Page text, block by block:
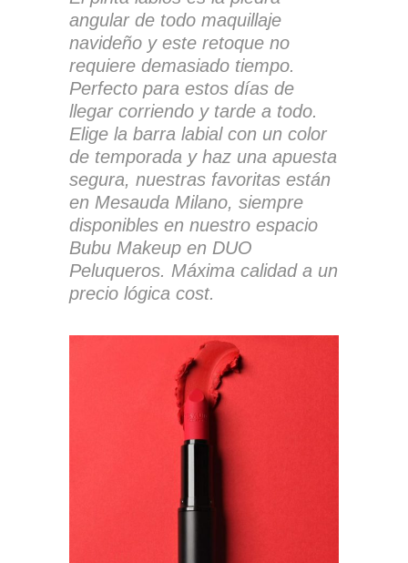
angular de todo maquillaje
navideño y este retoque no
requiere demasiado tiempo.
Perfecto para estos días de
llegar corriendo y tarde a todo.
Elige la barra labial con un color
de temporada y haz una apuesta
segura, nuestras favoritas están
en Mesauda Milano, siempre
disponibles en nuestro espacio
Bubu Makeup en DUO
Peluqueros. Máxima calidad a un
precio lógica cost.